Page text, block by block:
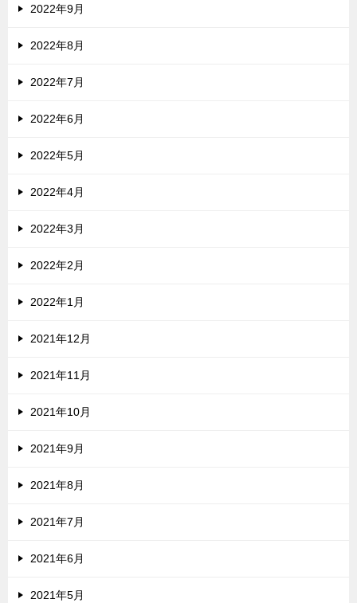
2022年9月
2022年8月
2022年7月
2022年6月
2022年5月
2022年4月
2022年3月
2022年2月
2022年1月
2021年12月
2021年11月
2021年10月
2021年9月
2021年8月
2021年7月
2021年6月
2021年5月